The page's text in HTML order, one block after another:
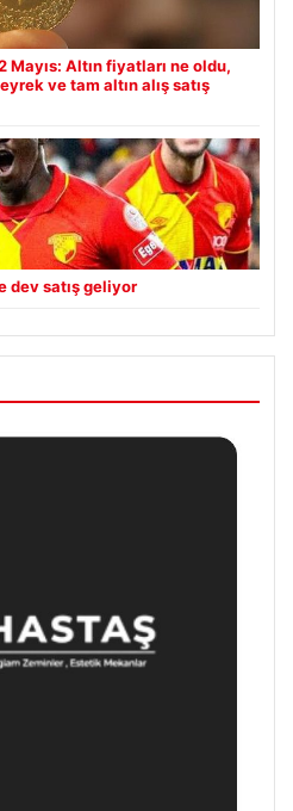
Mayıs: Altın fiyatları ne oldu,
ve tam altın alış satış
dev satış geliyor